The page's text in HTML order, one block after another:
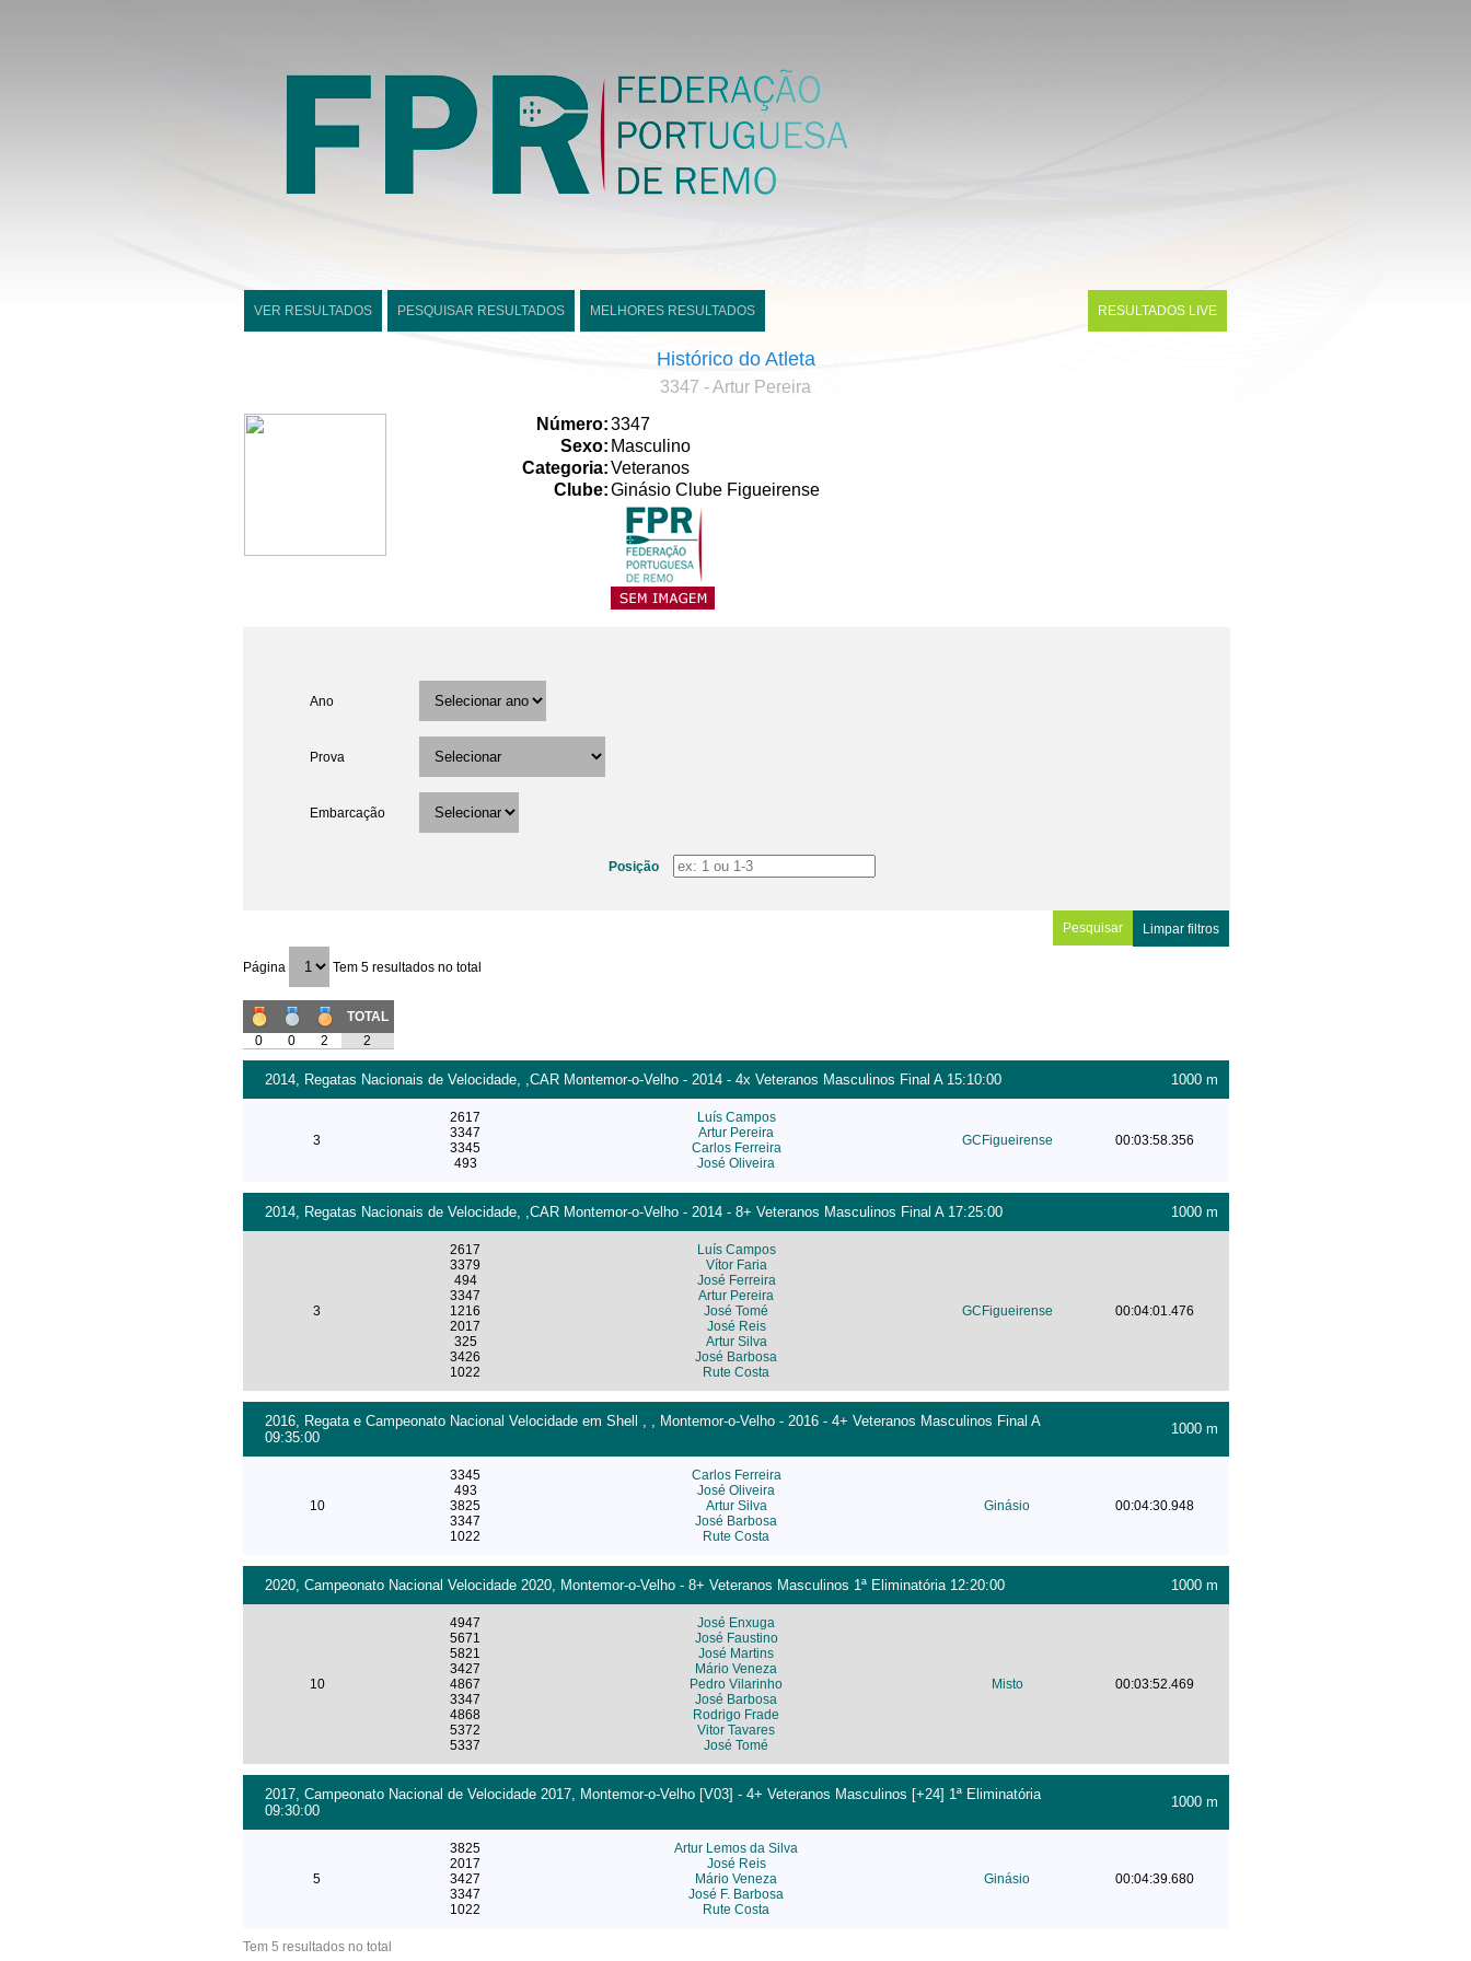
VER RESULTADOS PESQUISAR RESULTADOS MELHORES RESULTADOS RESULTADOS LIVE
Histórico do Atleta
3347 - Artur Pereira
Número:3347
Sexo: Masculino
Categoria:Veteranos
Clube:Ginásio Clube Figueirense
Ano
Prova
Embarcação
Posição
Limpar filtros
Página Tem 5 resultados no total
TOTAL
0
0 2 2
2014, Regatas Nacionais de Velocidade, ,CAR Montemor-o-Velho - 2014 - 4x Veteranos Masculinos Final A 15:10:00 1000 m
3
2617
3347
3345
493
Luís Campos
Artur Pereira
Carlos Ferreira
José Oliveira
GCFigueirense 00:03:58.356
2014, Regatas Nacionais de Velocidade, ,CAR Montemor-o-Velho - 2014 - 8+ Veteranos Masculinos Final A 17:25:00 1000 m
3
2617
3379
494
3347
1216
2017
325
3426
1022
Luís Campos
Vítor Faria
José Ferreira
Artur Pereira
José Tomé
José Reis
Artur Silva
José Barbosa
Rute Costa
GCFigueirense 00:04:01.476
2016, Regata e Campeonato Nacional Velocidade em Shell , , Montemor-o-Velho - 2016 - 4+ Veteranos Masculinos Final A
09:35:00
1000 m
10
3345
493
3825
3347
1022
Carlos Ferreira
José Oliveira
Artur Silva
José Barbosa
Rute Costa
Ginásio 00:04:30.948
2020, Campeonato Nacional Velocidade 2020, Montemor-o-Velho - 8+ Veteranos Masculinos 1ª Eliminatória 12:20:00 1000 m
10
4947
5671
5821
3427
4867
3347
4868
5372
5337
José Enxuga
José Faustino
José Martins
Mário Veneza
Pedro Vilarinho
José Barbosa
Rodrigo Frade
Vitor Tavares
José Tomé
Misto 00:03:52.469
2017, Campeonato Nacional de Velocidade 2017, Montemor-o-Velho [V03] - 4+ Veteranos Masculinos [+24] 1ª Eliminatória
09:30:00
1000 m
5
3825
2017
3427
3347
1022
Artur Lemos da Silva
José Reis
Mário Veneza
José F. Barbosa
Rute Costa
Ginásio 00:04:39.680
Tem 5 resultados no total